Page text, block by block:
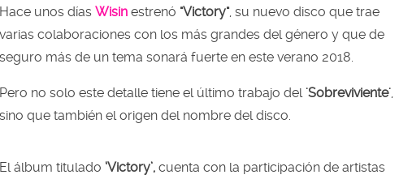
Hace unos días Wisin estrenó "Victory", su nuevo disco que trae
varias colaboraciones con los más grandes del género y que de
seguro más de un tema sonará fuerte en este verano 2018.
Pero no solo este detalle tiene el último trabajo del 'Sobreviviente'
sino que también el origen del nombre del disco.
El álbum titulado ‘Victory’, cuenta con la participación de artistas